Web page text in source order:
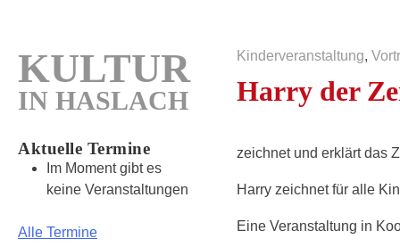
Kinderveranstaltung,
Harry der
zeichnet und erklärt das
Harry zeichnet für alle
Eine Veranstaltung in
KULTUR
IN HASLACH
Aktuelle Termine
Im Moment gibt es
keine Veranstaltungen
Alle Termine